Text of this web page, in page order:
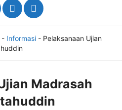
- Informasi- Pelaksanaan Ujian
Madrasah